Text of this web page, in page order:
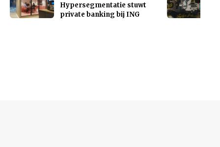
Hypersegmentatie stuwt
private banking bij ING